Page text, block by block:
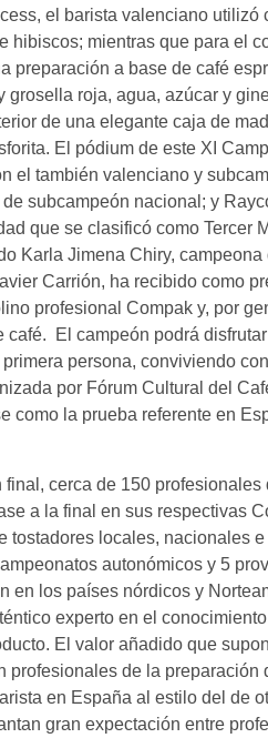
el barista valenciano
hibiscos; mientras que para el
preparación a base de café
roja, agua, azúcar y
de una elegante caja de
El pódium de este XI
el también valenciano y
subcampeón nacional; y
que se clasificó como Tercer
Karla Jimena Chiry,
Carrión, ha recibido como
profesional Compak y, por
El campeón podrá
persona, conviviendo
por Fórum Cultural del
como la prueba referente en
cerca de 150
a la final en sus respectivas
tostadores locales, nacionales
autonómicos y 5
en los países nórdicos y
experto en el
El valor añadido que
profesionales de la preparación
en España al estilo del de
gran expectación entre